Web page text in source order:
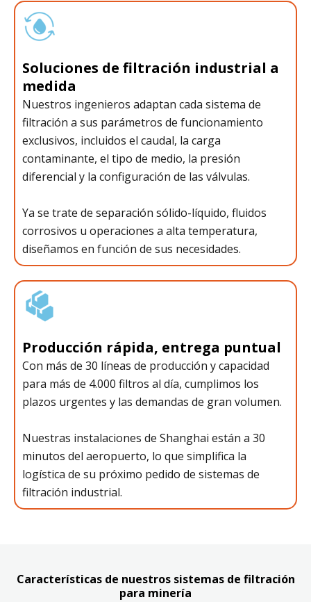
Soluciones de filtración industrial a
medida
Nuestros ingenieros adaptan cada sistema de
filtración a sus parámetros de funcionamiento
exclusivos, incluidos el caudal, la carga
contaminante, el tipo de medio, la presión
diferencial y la configuración de las válvulas.
Ya se trate de separación sólido-líquido, fluidos
corrosivos u operaciones a alta temperatura,
diseñamos en función de sus necesidades.
Producción rápida, entrega puntual
Con más de 30 líneas de producción y capacidad
para más de 4.000 filtros al día, cumplimos los
plazos urgentes y las demandas de gran volumen.
Nuestras instalaciones de Shanghai están a 30
minutos del aeropuerto, lo que simplifica la
logística de su próximo pedido de sistemas de
filtración industrial.
Características de nuestros sistemas de filtración
para minería